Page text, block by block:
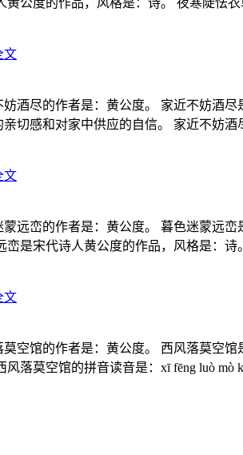
文
酒尽的作者是：黄公度。 家近不妨酒
切感和对家中供应的自信。 家近不妨
文
远峦的作者是：黄公度。 暮色迷蒙远
是宋代诗人黄公度的作品，风格是：诗
文
空馆的作者是：黄公度。 西风落莫空
落莫空馆的拼音读音是：xī fēng luò